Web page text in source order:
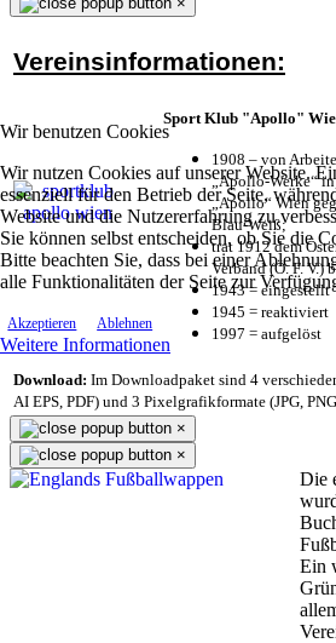
Wir benutzen Cookies
Wir nutzen Cookies auf unserer Website.
essenziell für den Betrieb der Seite,
Website und die Nutzererfahrung zu
Sie können selbst entscheiden, ob Sie die
Bitte beachten Sie, dass bei einer
alle Funktionalitäten der Seite zur
Akzeptieren Ablehnen
Weitere Informationen
Vereinsinformationen:
Sport Klub "Apollo"
1908 – von
„Apollo-Werke“
„Apollo“ Wien
Blau-Weiß;
trat 1912 dem
Verband (Ö. F. V.)
1943 = eingestellt
1945 = reaktiviert
1997 = aufgelöst
Download: Im Downloadpaket sind 4
AI EPS, PDF) und 3 Pixelgrafikformate (JPG,
×
×
Die
Ein